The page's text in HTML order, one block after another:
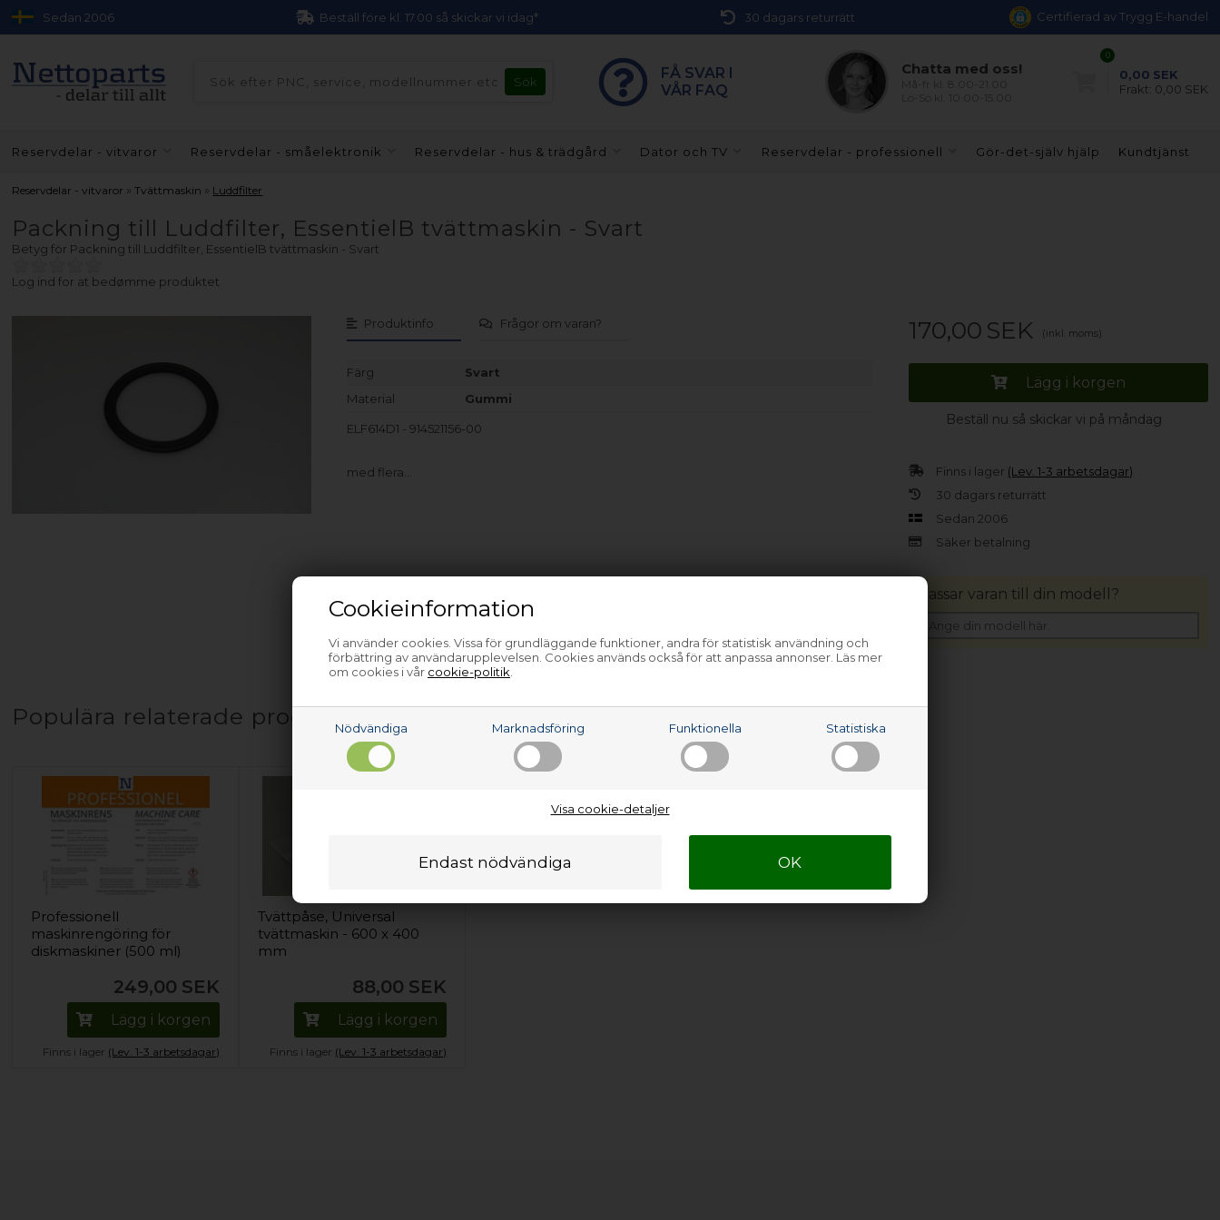
Cookieinformation
Vi använder cookies. Vissa för grundläggande funktioner, andra för statistisk användning och
förbättring av användarupplevelsen. Cookies används också för att anpassa annonser. Läs mer
om cookies i vår cookie-politik
Nödvändiga Marknadsföring Funktionella Statistiska
Visa cookie-detaljer
Sedan 2006 Beställ före kl. 17.00 så skickar vi idag* 30 dagars returrätt Certifierad av Trygg E-handel
FÅ SVAR I
VÅR FAQ
Chatta med oss!
0
0,00 SEK
Frakt: 0,00 SEK
Reservdelar - vitvaror Reservdelar - småelektronik Reservdelar - hus & trädgård Dator och TV Reservdelar - professionell Gör-det-själv hjälp Kundtjänst
Reservdelar - vitvaror »Tvättmaskin » Luddfilter
Packning till Luddfilter, EssentielB tvättmaskin - Svart
Betyg för Packning till Luddfilter, EssentielB tvättmaskin - Svart
Log ind for at bedømme produktet
Produktinfo Frågor om varan?
Färg
Svart
Material
Gummi
ELF614D1 - 914521156-00
med flera…
170,00 SEK (inkl. moms)
Lägg i korgen
Beställ nu så skickar vi på måndag
Finns i lager (Lev. 1-3 arbetsdagar)
30 dagars returrätt
Sedan 2006
Säker betalning
Passar varan till din modell?
Populära relaterade produkter
Professionell
maskinrengöring för
diskmaskiner (500 ml)
249,00 SEK
Lägg i korgen
Finns i lager (Lev. 1-3 arbetsdagar)
Tvättpåse, Universal
tvättmaskin - 600 x 400
mm
88,00 SEK
Lägg i korgen
Finns i lager (Lev. 1-3 arbetsdagar)